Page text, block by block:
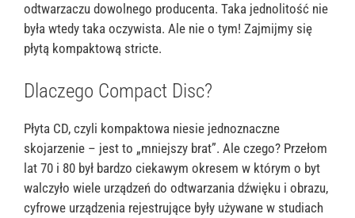
odtwarzaczu dowolnego producenta. Taka jednolitość nie
była wtedy taka oczywista. Ale nie o tym! Zajmijmy się
płytą kompaktową stricte.
Dlaczego Compact Disc?
Płyta CD, czyli kompaktowa niesie jednoznaczne
skojarzenie – jest to „mniejszy brat”. Ale czego? Przełom
lat 70 i 80 był bardzo ciekawym okresem w którym o byt
walczyło wiele urządzeń do odtwarzania dźwięku i obrazu,
cyfrowe urządzenia rejestrujące były używane w studiach